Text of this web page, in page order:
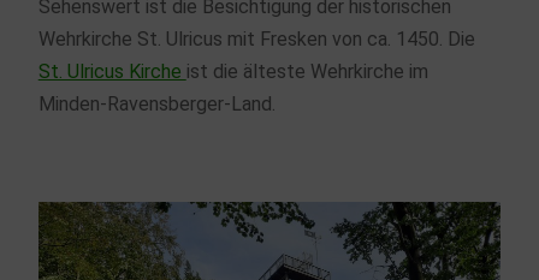
Sehenswert ist die Besichtigung der historischen
Wehrkirche St. Ulricus mit Fresken von ca. 1450. Die
St. Ulricus Kirche ist die älteste Wehrkirche im
Minden-Ravensberger-Land.